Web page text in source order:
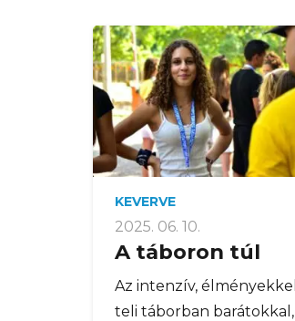
KEVERVE
2025. 06. 10.
A táboron túl
Az intenzív, élményekkel
teli táborban barátokkal,